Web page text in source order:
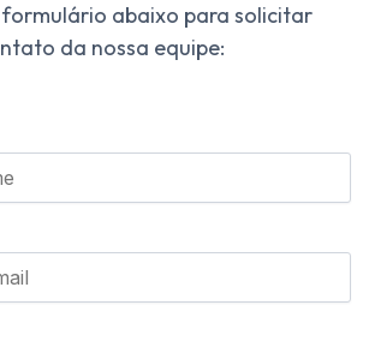
formulário abaixo para solicitar
da nossa equipe: